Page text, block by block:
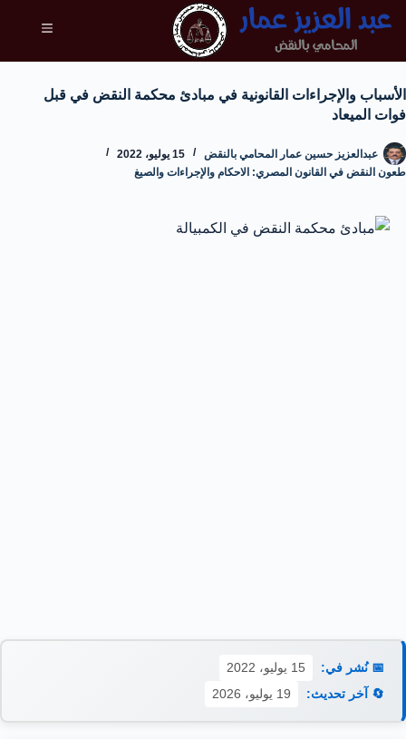
الأسباب والإجراءات القانونية في مبادئ محكمة النقض في قبل
فوات الميعاد
عبدالعزيز حسين عمار المحامي بالنقض
15 يوليو، 2022
طعون النقض في القانون المصري: الاحكام والإجراءات والصيغ
📅 نُشر في:
15 يوليو، 2022
🔄 آخر تحديث:
19 يوليو، 2026